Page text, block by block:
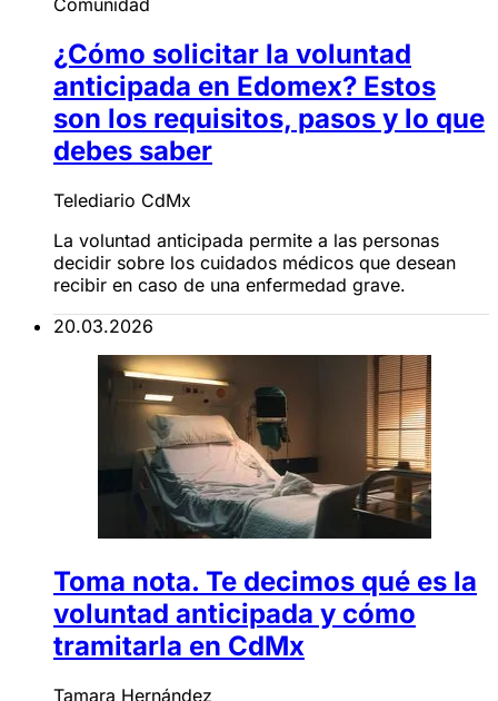
¿Cómo solicitar la voluntad
anticipada en Edomex? Estos
son los requisitos, pasos y lo que
debes saber
Telediario CdMx
La voluntad anticipada permite a las personas
decidir sobre los cuidados médicos que desean
recibir en caso de una enfermedad grave.
20.03.2026
Toma nota. Te decimos qué es la
voluntad anticipada y cómo
tramitarla en CdMx
Tamara Hernández